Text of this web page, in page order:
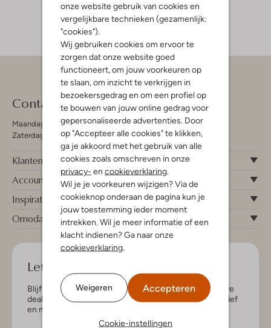
onze website gebruik van cookies en
vergelijkbare technieken (gezamenlijk:
"cookies").
Wij gebruiken cookies om ervoor te
zorgen dat onze website goed
functioneert, om jouw voorkeuren op
te slaan, om inzicht te verkrijgen in
bezoekersgedrag en om een profiel op
te bouwen van jouw online gedrag voor
gepersonaliseerde advertenties. Door
op "Accepteer alle cookies" te klikken,
ga je akkoord met het gebruik van alle
cookies zoals omschreven in onze
privacy- en cookieverklaring
Wil je je voorkeuren wijzigen? Via de
cookieknop onderaan de pagina kun je
jouw toestemming ieder moment
intrekken. Wil je meer informatie of een
klacht indienen? Ga naar onze
cookieverklaring
Weigeren Accepteren
Cookie-instellingen
Contact
Maandag - Vrijdag 09:00 - 19:00 uur
Zaterdag 09:00 - 17:00 uur
Klantenservice
Account
Inspiratie
Omoda
Let's keep in touch!
Blijf op de hoogte van de nieuwste items en exclusieve
deals, speciaal voor jou. Schrijf je in voor de nieuwsbrief
en maak kans op € 150,- shoptegoed.